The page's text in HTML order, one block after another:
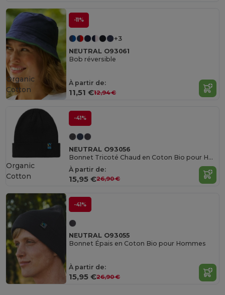
-11%
+3
NEUTRAL O93061
Bob réversible
À partir de:
11,51 €12,94 €
Organic
Cotton
-41%
NEUTRAL O93056
Bonnet Tricoté Chaud en Coton Bio pour Hommes
À partir de:
15,95 €26,90 €
Organic
Cotton
-41%
NEUTRAL O93055
Bonnet Épais en Coton Bio pour Hommes
À partir de:
15,95 €26,90 €